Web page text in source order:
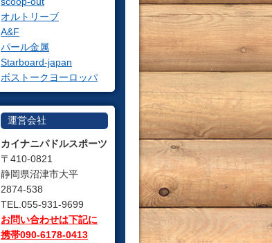
オルトリーブ
A&F
パール金属
Starboard-japan
ボストークヨーロッパ
運営会社
カイナニパドルスポーツ
〒410-0821
静岡県沼津市大平
2874-538
TEL.055-931-9699
お問い合わせは下記に
携帯090-6178-0413